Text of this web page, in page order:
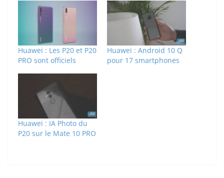
Huawei : Les P20 et P20
PRO sont officiels
Huawei : Android 10 Q
pour 17 smartphones
Huawei : IA Photo du
P20 sur le Mate 10 PRO